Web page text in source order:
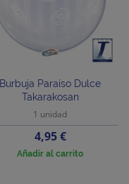
Burbuja Paraíso Dulce
Takarakosan
1 unidad
Precio
4,95 €
Añadir al carrito